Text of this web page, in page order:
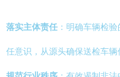
落实主体责任 ：明确车辆检
任意识，从源头确保送检车辆